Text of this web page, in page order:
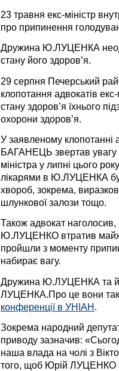
23 травня екс-міністр
про припинення
Дружина Ю.ЛУЦЕНКА
стану його здоров’я.
29 серпня Печерський
клопотання адвокатів
стану здоров’я їхнього
охорони здоров’я.
У заявленому
БАГАНЕЦЬ звертав увагу
міністра у липні цього
лікарями в Ю.ЛУЦЕНКА
хвороб, зокрема,
шлункової залози тощо.
Також адвокат
Ю.ЛУЦЕНКО втратив майже
пройшли з моменту
набирає вагу.
Дружина Ю. ЛУЦЕНКА та
ЛУЦЕНКА.Про це вони
конференції в УНІАН
Зокрема народний
приводу зазначив:
наша влада на чолі з
того, щоб Юрій ЛУЦЕНКО